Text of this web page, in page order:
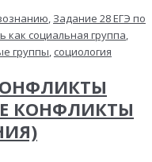
, Задание 28 ЕГЭ по
как социальная группа,
группы, социология
КОНФЛИКТЫ